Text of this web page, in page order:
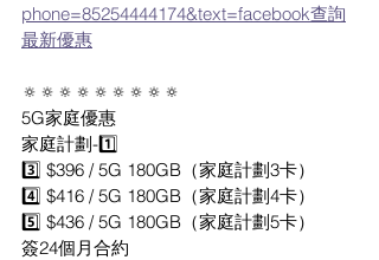
phone=85254444174&text=facebook查詢
最新優惠
🔅🔅🔅🔅🔅🔅🔅🔅🔅
5G家庭優惠
家庭計劃-1️⃣
3️⃣ $396 / 5G 180GB（家庭計劃3卡）
4️⃣ $416 / 5G 180GB（家庭計劃4卡）
5️⃣ $436 / 5G 180GB（家庭計劃5卡）
簽24個月合約